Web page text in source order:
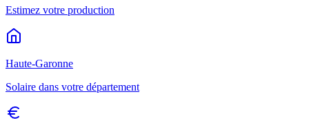
Estimez votre production
Haute-Garonne
Solaire dans votre département